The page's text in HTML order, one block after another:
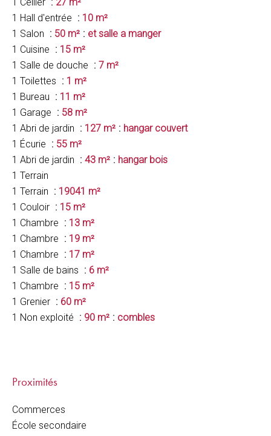
1 Hall d'entrée
10 m²
1 Salon
50 m²
et salle a manger
1 Cuisine
15 m²
1 Salle de douche
7 m²
1 Toilettes
1 m²
1 Bureau
11 m²
1 Garage
58 m²
1 Abri de jardin
127 m²
hangar couvert
1 Écurie
55 m²
1 Abri de jardin
43 m²
hangar bois
1 Terrain
1 Terrain
19041 m²
1 Couloir
15 m²
1 Chambre
13 m²
1 Chambre
19 m²
1 Chambre
17 m²
1 Salle de bains
6 m²
1 Chambre
15 m²
1 Grenier
60 m²
1 Non exploité
90 m² combles
Proximités
Commerces
École secondaire